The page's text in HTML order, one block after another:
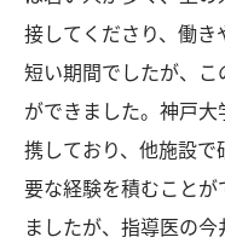
接してくださり、働
短い期間でしたが、
ができました。神戸
携しており、他施設
要な経験を積むこと
ましたが、指導医の